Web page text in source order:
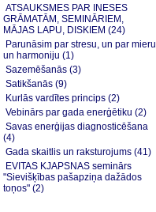
ATSAUKSMES PAR INESES
GRĀMATĀM, SEMINĀRIEM,
MĀJAS LAPU, DISKIEM (24)
Parunāsim par stresu, un par mieru
un harmoniju (1)
Sazemēšanās (3)
Satikšanās (9)
Kurlās vardītes princips (2)
Vebinārs par gada enerģētiku (2)
Savas enerģijas diagnosticēšana
(4)
Gada skaitlis un raksturojums (41)
EVITAS KJAPSNAS seminārs
"Sievišķības pašapziņa dažādos
toņos" (2)